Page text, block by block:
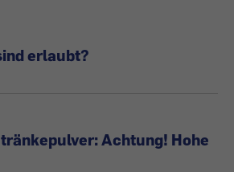
erlaubt?
Achtung! Hohe